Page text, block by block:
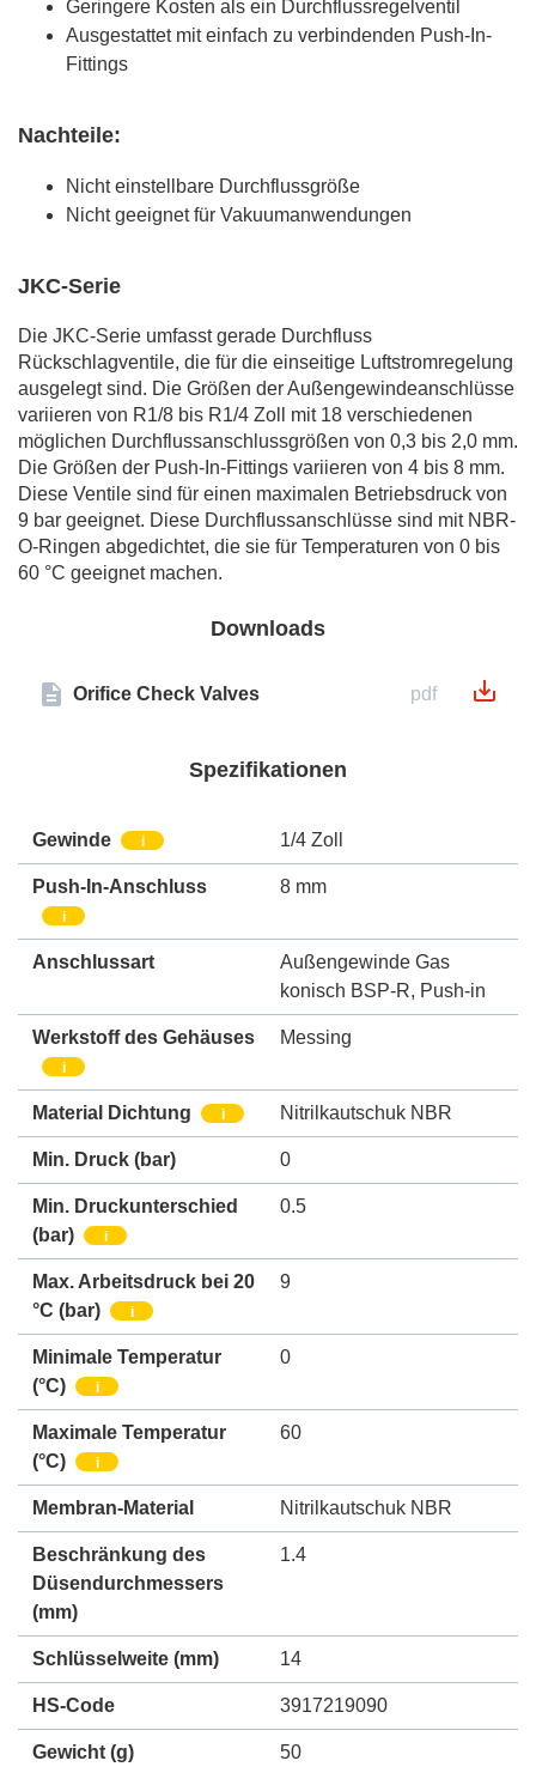
Geringere Kosten als ein Durchflussregelventil
Ausgestattet mit einfach zu verbindenden Push-In-
Fittings
Nachteile:
Nicht einstellbare Durchflussgröße
Nicht geeignet für Vakuumanwendungen
JKC-Serie
Die JKC-Serie umfasst gerade Durchfluss
Rückschlagventile, die für die einseitige Luftstromregelung
ausgelegt sind. Die Größen der Außengewindeanschlüsse
variieren von R1/8 bis R1/4 Zoll mit 18 verschiedenen
möglichen Durchflussanschlussgrößen von 0,3 bis 2,0 mm.
Die Größen der Push-In-Fittings variieren von 4 bis 8 mm.
Diese Ventile sind für einen maximalen Betriebsdruck von
9 bar geeignet. Diese Durchflussanschlüsse sind mit NBR-
O-Ringen abgedichtet, die sie für Temperaturen von 0 bis
60 °C geeignet machen.
Downloads
Orifice Check Valves pdf
Spezifikationen
Gewinde i 1/4 Zoll
Push-In-Anschluss
i
8 mm
Anschlussart
Außengewinde Gas
konisch BSP-R, Push-in
Werkstoff des Gehäuses
i
Messing
Material Dichtung i Nitrilkautschuk NBR
Min. Druck (bar) 0
Min. Druckunterschied
(bar)
i
0.5
Max. Arbeitsdruck bei 20
°C (bar)
i
9
Minimale Temperatur
(°C)
i
0
Maximale Temperatur
(°C)
i
60
Membran-Material Nitrilkautschuk NBR
Beschränkung des
Düsendurchmessers
(mm)
1.4
Schlüsselweite (mm) 14
HS-Code 3917219090
Gewicht (g) 50